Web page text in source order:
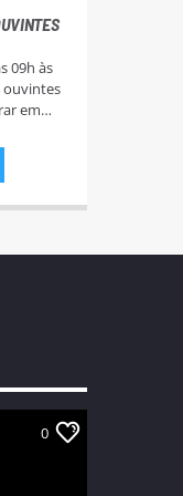
09h às
ouvintes
em
0